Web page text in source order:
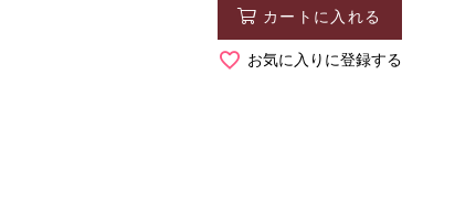
カートに入れる
お気に入りに登録する